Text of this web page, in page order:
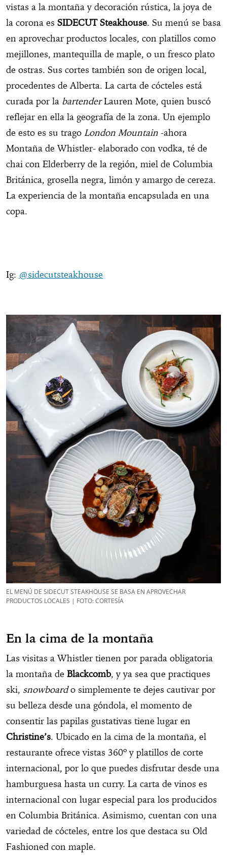
vistas a la montaña y decoración rústica, la joya de
la corona es SIDECUT Steakhouse. Su menú se basa
en aprovechar productos locales, con platillos como
mejillones, mantequilla de maple, o un fresco plato
de ostras. Sus cortes también son de origen local,
procedentes de Alberta. La carta de cócteles está
curada por la bartenderLauren Mote, quien buscó
reflejar en ella la geografía de la zona. Un ejemplo
de esto es su trago London Mountain -ahora
Montaña de Whistler- elaborado con vodka, té de
chai con Elderberry de la región, miel de Columbia
Británica, grosella negra, limón y amargo de cereza.
La experiencia de la montaña encapsulada en una
copa.
Ig: @sidecutsteakhouse
EL MENÚ DE SIDECUT STEAKHOUSE SE BASA EN APROVECHAR
PRODUCTOS LOCALES | FOTO: CORTESÍA
En la cima de la montaña
Las visitas a Whistler tienen por parada obligatoria
la montaña de Blackcomb, y ya sea que practiques
ski, snowboardo simplemente te dejes cautivar por
su belleza desde una góndola, el momento de
consentir las papilas gustativas tiene lugar en
Christine’s. Ubicado en la cima de la montaña, el
restaurante ofrece vistas 360º y platillos de corte
internacional, por lo que puedes disfrutar desde una
hamburguesa hasta un curry. La carta de vinos es
internacional con lugar especial para los producidos
en Columbia Británica. Asimismo, cuentan con una
variedad de cócteles, entre los que destaca su Old
Fashioned con maple.